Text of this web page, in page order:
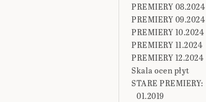
PREMIERY 08.2024
PREMIERY 09.2024
PREMIERY 10.2024
PREMIERY 11.2024
PREMIERY 12.2024
Skala ocen płyt
STARE PREMIERY:
01.2019